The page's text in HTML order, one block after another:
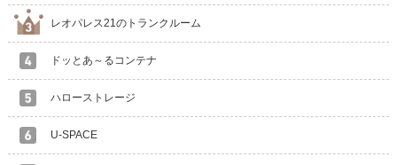
レオパレス21のトランクルーム
ドッとあ～るコンテナ
ハローストレージ
U-SPACE